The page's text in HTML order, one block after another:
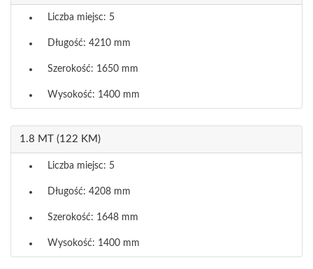
Liczba miejsc: 5
Długość: 4210 mm
Szerokość: 1650 mm
Wysokość: 1400 mm
1.8 MT (122 KM)
Liczba miejsc: 5
Długość: 4208 mm
Szerokość: 1648 mm
Wysokość: 1400 mm